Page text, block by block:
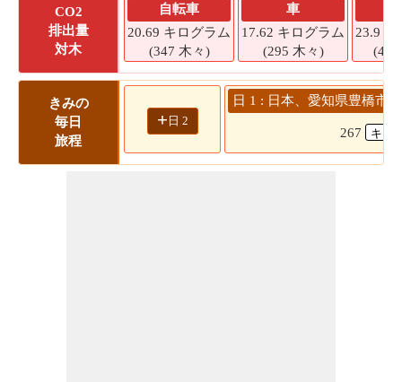
CO2
排出量
対木
自転車
20.69 キログラム
(347 木々)
車
17.62 キログラム
(295 木々)
23.9 キ
きみの
毎日
旅程
+ 日 2
日 1 : 日本、愛知県豊橋市
267